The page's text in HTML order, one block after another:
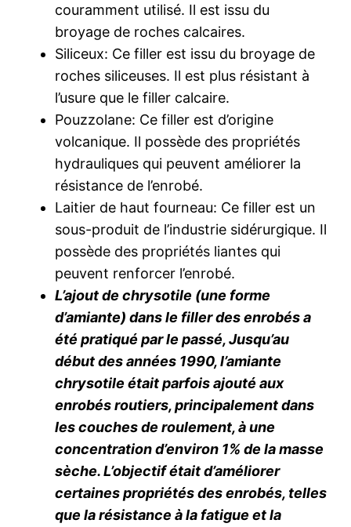
couramment utilisé. Il est issu du
broyage de roches calcaires.
Siliceux: Ce filler est issu du broyage de
roches siliceuses. Il est plus résistant à
l’usure que le filler calcaire.
Pouzzolane: Ce filler est d’origine
volcanique. Il possède des propriétés
hydrauliques qui peuvent améliorer la
résistance de l’enrobé.
Laitier de haut fourneau: Ce filler est un
sous-produit de l’industrie sidérurgique. Il
possède des propriétés liantes qui
peuvent renforcer l’enrobé.
L’ajout de chrysotile (une forme
d’amiante) dans le filler des enrobés a
été pratiqué par le passé, Jusqu’au
début des années 1990, l’amiante
chrysotile était parfois ajouté aux
enrobés routiers, principalement dans
les couches de roulement, à une
concentration d’environ 1% de la masse
sèche. L’objectif était d’améliorer
certaines propriétés des enrobés, telles
que la résistance à la fatigue et la